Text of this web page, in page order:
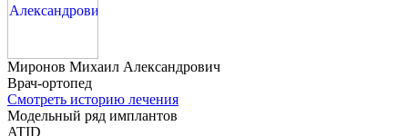
Миронов Михаил Александрович
Врач-ортопед
Смотреть историю лечения
Модельный ряд имплантов
ATID